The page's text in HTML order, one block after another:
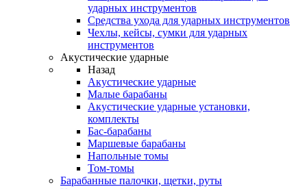
ударных инструментов
Средства ухода для ударных инструментов
Чехлы, кейсы, сумки для ударных
инструментов
Акустические ударные
Назад
Акустические ударные
Mалые барабаны
Акустические ударные установки,
комплекты
Бас-барабаны
Маршевые барабаны
Напольные томы
Том-томы
Барабанные палочки, щетки, руты